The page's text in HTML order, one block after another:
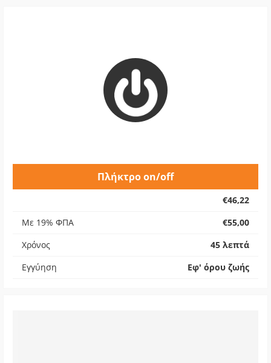
Πλήκτρο on/off
€46,22
Με 19% ΦΠΑ
€55,00
Χρόνος
45 λεπτά
Εγγύηση
Εφ' όρου ζωής